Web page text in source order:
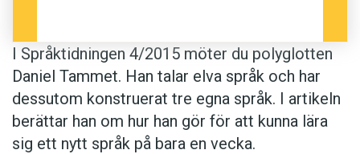
I Språktidningen 4/2015 möter du polyglotten
Daniel Tammet. Han talar elva språk och har
dessutom konstruerat tre egna språk. I artikeln
berättar han om hur han gör för att kunna lära
sig ett nytt språk på bara en vecka.